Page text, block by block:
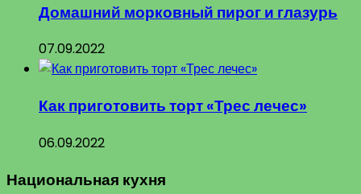
Домашний морковный пирог и глазурь
07.09.2022
Как приготовить торт «Трес лечес»
06.09.2022
Национальная кухня